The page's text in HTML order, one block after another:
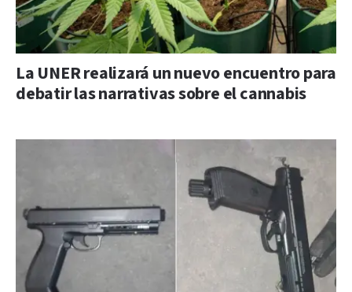
La UNER realizará un nuevo encuentro para
debatir las narrativas sobre el cannabis